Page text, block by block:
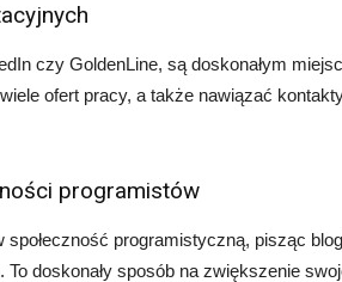
czy GoldenLine, są doskonałym
ofert pracy, a także nawiązać
programistów
programistyczną, pisząc
doskonały sposób na zwiększenie